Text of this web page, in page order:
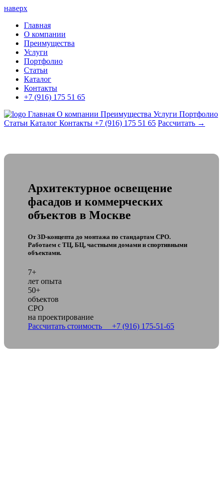
наверх
Главная
О компании
Преимущества
Услуги
Портфолио
Статьи
Каталог
Контакты
+7 (916) 175 51 65
Главная О компании Преимущества Услуги Портфолио
Статьи Каталог Контакты +7 (916) 175 51 65 Рассчитать →
Архитектурное освещение
фасадов и коммерческих
объектов в Москве
От 3D-концепта до монтажа по стандартам СРО.
Работаем с ТЦ, БЦ, частными домами и спортивными
объектами.
7+
лет опыта
50+
объектов
СРО
на проектирование
Рассчитать стоимость
+7 (916) 175-51-65